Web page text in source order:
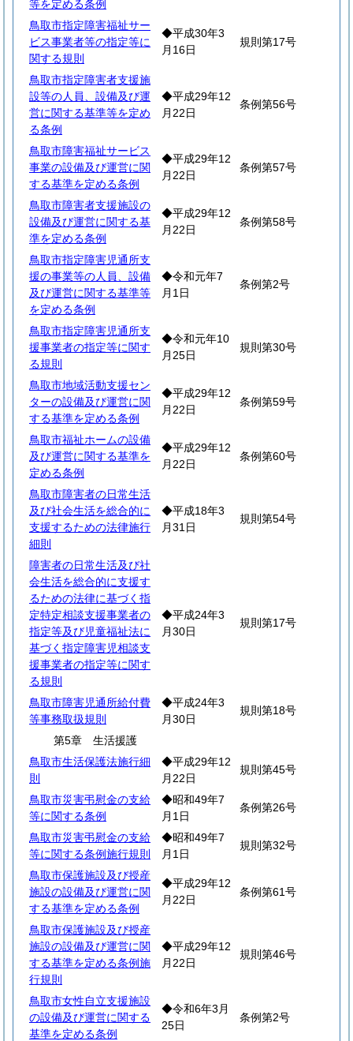
等を定める条例
鳥取市指定障害福祉サー
ビス事業者等の指定等に
関する規則
◆平成30年3
月16日
規則第17号
鳥取市指定障害者支援施
設等の人員、設備及び運
営に関する基準等を定め
る条例
◆平成29年12
月22日
条例第56号
鳥取市障害福祉サービス
事業の設備及び運営に関
する基準を定める条例
◆平成29年12
月22日
条例第57号
鳥取市障害者支援施設の
設備及び運営に関する基
準を定める条例
◆平成29年12
月22日
条例第58号
鳥取市指定障害児通所支
援の事業等の人員、設備
及び運営に関する基準等
を定める条例
◆令和元年7
月1日
条例第2号
鳥取市指定障害児通所支
援事業者の指定等に関す
る規則
◆令和元年10
月25日
規則第30号
鳥取市地域活動支援セン
ターの設備及び運営に関
する基準を定める条例
◆平成29年12
月22日
条例第59号
鳥取市福祉ホームの設備
及び運営に関する基準を
定める条例
◆平成29年12
月22日
条例第60号
鳥取市障害者の日常生活
及び社会生活を総合的に
支援するための法律施行
細則
◆平成18年3
月31日
規則第54号
障害者の日常生活及び社
会生活を総合的に支援す
るための法律に基づく指
定特定相談支援事業者の
指定等及び児童福祉法に
基づく指定障害児相談支
援事業者の指定等に関す
る規則
◆平成24年3
月30日
規則第17号
鳥取市障害児通所給付費
等事務取扱規則
◆平成24年3
月30日
規則第18号
第5章 生活援護
鳥取市生活保護法施行細
則
◆平成29年12
月22日
規則第45号
鳥取市災害弔慰金の支給
等に関する条例
◆昭和49年7
月1日
条例第26号
鳥取市災害弔慰金の支給
等に関する条例施行規則
◆昭和49年7
月1日
規則第32号
鳥取市保護施設及び授産
施設の設備及び運営に関
する基準を定める条例
◆平成29年12
月22日
条例第61号
鳥取市保護施設及び授産
施設の設備及び運営に関
する基準を定める条例施
行規則
◆平成29年12
月22日
規則第46号
鳥取市女性自立支援施設
の設備及び運営に関する
基準を定める条例
◆令和6年3月
25日
条例第2号